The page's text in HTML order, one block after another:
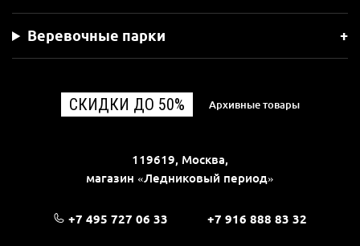
Веревочные парки
СКИДКИ ДО 50% Архивные товары
119619, Москва,
магазин «Ледниковый период»
+7 495 727 06 33 +7 916 888 83 32